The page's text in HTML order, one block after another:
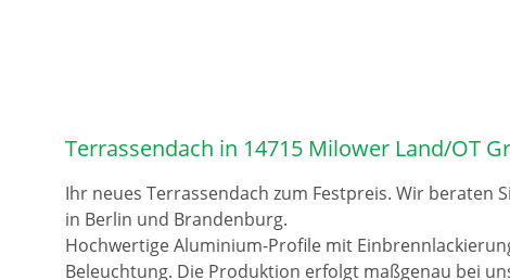
Terrassendach in 14715 Milower Land/OT
Ihr neues Terrassendach zum Festpreis. Wir
in Berlin und Brandenburg.
Hochwertige Aluminium-Profile mit
Beleuchtung. Die Produktion erfolgt maßgenau bei